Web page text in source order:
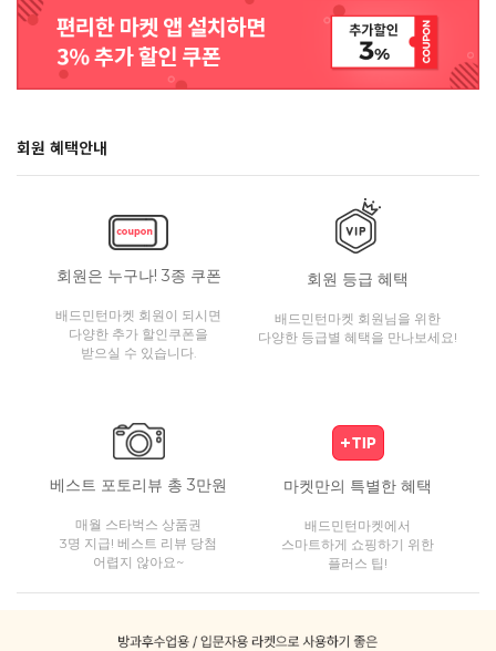
회원 혜택안내
회원은 누구나! 3종 쿠폰
배드민턴마켓 회원이 되시면
다양한 추가 할인쿠폰을
받으실 수 있습니다.
회원 등급 혜택
배드민턴마켓 회원님을 위한
다양한 등급별 혜택을 만나보세요!
베스트 포토리뷰 총 3만원
매월 스타벅스 상품권
3명 지급! 베스트 리뷰 당첨
어렵지 않아요~
마켓만의 특별한 혜택
배드민턴마켓에서
스마트하게 쇼핑하기 위한
플러스 팁!